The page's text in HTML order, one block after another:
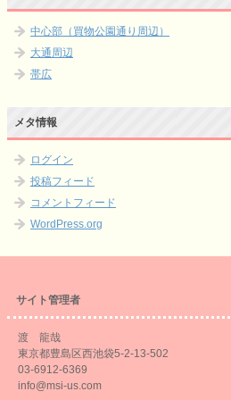
中心部（買物公園通り周辺）
大通周辺
帯広
メタ情報
ログイン
投稿フィード
コメントフィード
WordPress.org
サイト管理者
渡 龍哉
東京都豊島区西池袋5-2-13-502
03-6912-6369
info@msi-us.com